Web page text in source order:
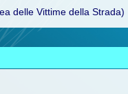
delle Vittime della Strada)